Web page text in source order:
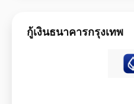
กู้เงินธนาคารกรุงเทพ